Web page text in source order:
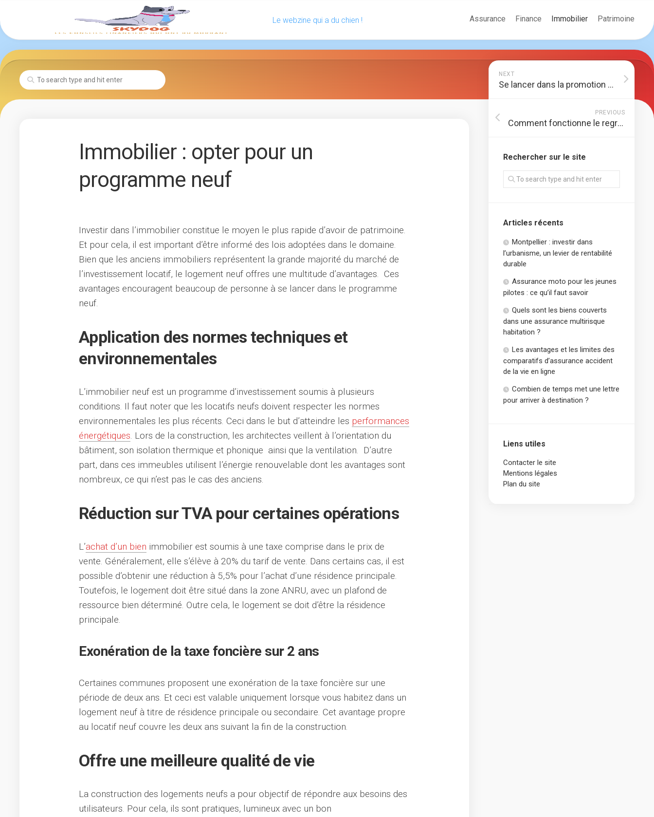
content
Le webzine qui a du chien ! Assurance Finance Immobilier Patrimoine
Immobilier : opter pour un
programme neuf
Investir dans l’immobilier constitue le moyen le plus rapide d’avoir de patrimoine.
Et pour cela, il est important d’être informé des lois adoptées dans le domaine.
Bien que les anciens immobiliers représentent la grande majorité du marché de
l’investissement locatif, le logement neuf offres une multitude d’avantages. Ces
avantages encouragent beaucoup de personne à se lancer dans le programme
neuf.
Application des normes techniques et
environnementales
L’immobilier neuf est un programme d’investissement soumis à plusieurs
conditions. Il faut noter que les locatifs neufs doivent respecter les normes
environnementales les plus récents. Ceci dans le but d’atteindre les performances
énergétiques. Lors de la construction, les architectes veillent à l’orientation du
bâtiment, son isolation thermique et phonique ainsi que la ventilation. D’autre
part, dans ces immeubles utilisent l’énergie renouvelable dont les avantages sont
nombreux, ce qui n’est pas le cas des anciens.
Réduction sur TVA pour certaines opérations
L’achat d’un bien immobilier est soumis à une taxe comprise dans le prix de
vente. Généralement, elle s’élève à 20% du tarif de vente. Dans certains cas, il est
possible d’obtenir une réduction à 5,5% pour l’achat d’une résidence principale.
Toutefois, le logement doit être situé dans la zone ANRU, avec un plafond de
ressource bien déterminé. Outre cela, le logement se doit d’être la résidence
principale.
Exonération de la taxe foncière sur 2 ans
Certaines communes proposent une exonération de la taxe foncière sur une
période de deux ans. Et ceci est valable uniquement lorsque vous habitez dans un
logement neuf à titre de résidence principale ou secondaire. Cet avantage propre
au locatif neuf couvre les deux ans suivant la fin de la construction.
Offre une meilleure qualité de vie
La construction des logements neufs a pour objectif de répondre aux besoins des
utilisateurs. Pour cela, ils sont pratiques, lumineux avec un bon
NEXT
Se lancer dans la promotion immobilière
PREVIOUS
Comment fonctionne le regroupement de crédit ?
Rechercher sur le site
Articles récents
Montpellier : investir dans
l’urbanisme, un levier de rentabilité
durable
Assurance moto pour les jeunes
pilotes : ce qu’il faut savoir
Quels sont les biens couverts
dans une assurance multirisque
habitation ?
Les avantages et les limites des
comparatifs d’assurance accident
de la vie en ligne
Combien de temps met une lettre
pour arriver à destination ?
Liens utiles
Contacter le site
Mentions légales
Plan du site